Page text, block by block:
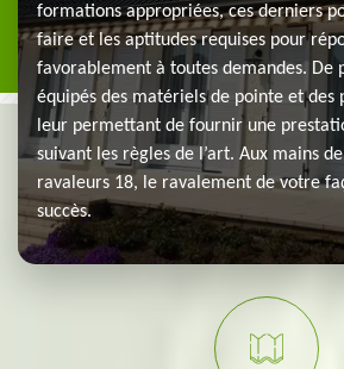
formations appropriées, ces derniers
faire et les aptitudes requises pour
favorablement à toutes demandes. De
équipés des matériels de pointe et des
leur permettant de fournir une
suivant les règles de l’art. Aux mains
ravaleurs 18, le ravalement de votre
succès.